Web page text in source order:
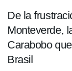
De la
Monteverde,
Carabobo
Brasil